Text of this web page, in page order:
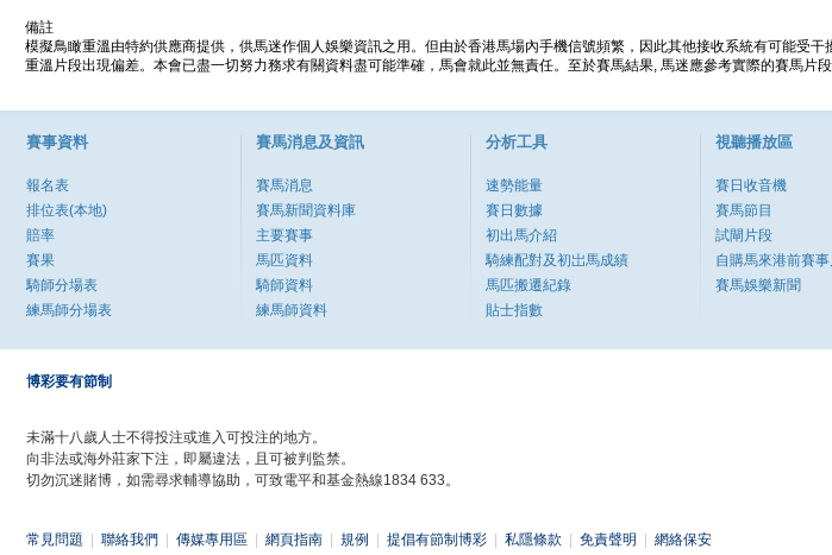
備註
模擬鳥瞰重溫由特約供應商提供，供馬迷作個人娛樂資訊之用。但由於香港馬場內手機信號頻繁，因此其他接收系統有可能受干
重溫片段出現偏差。本會已盡一切努力務求有關資料盡可能準確，馬會就此並無責任。至於賽馬結果, 馬迷應參考實際的賽馬片段
賽事資料
報名表
排位表(本地)
賠率
賽果
騎師分場表
練馬師分場表
賽馬消息及資訊
賽馬消息
賽馬新聞資料庫
主要賽事
馬匹資料
騎師資料
練馬師資料
分析工具
速勢能量
賽日數據
初出馬介紹
騎練配對及初岀馬成績
馬匹搬遷紀錄
貼士指數
視聽播放區
賽日收音機
賽馬節目
試閘片段
自購馬來港前賽
賽馬娛樂新聞
博彩要有節制
未滿十八歲人士不得投注或進入可投注的地方。
向非法或海外莊家下注，即屬違法，且可被判監禁。
切勿沉迷賭博，如需尋求輔導協助，可致電平和基金熱線1834 633。
常見問題 聯絡我們 傳媒專用區 網頁指南 規例 提倡有節制博彩 私隱條款 免責聲明 網絡保安